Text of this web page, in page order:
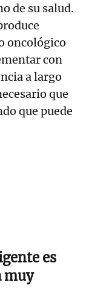
de su salud.
oncológico
con
a largo
que
que puede
es
muy